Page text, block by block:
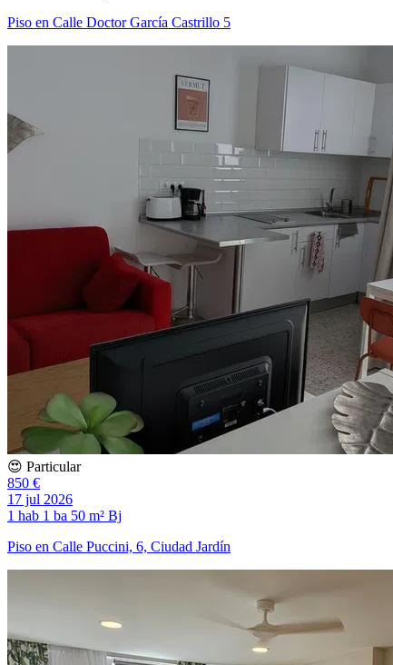
Piso en Calle Doctor García Castrillo 5
😍 Particular
850 €
17 jul 2026
1 hab 1 ba 50 m² Bj
Piso en Calle Puccini, 6, Ciudad Jardín